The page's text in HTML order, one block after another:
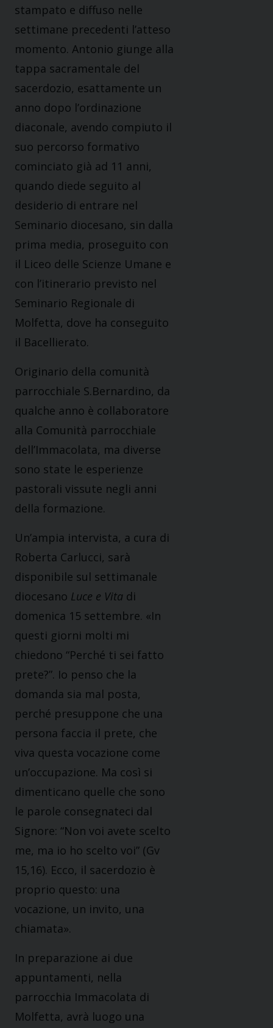
stampato e diffuso nelle
settimane precedenti l’atteso
momento. Antonio giunge alla
tappa sacramentale del
sacerdozio, esattamente un
anno dopo l’ordinazione
diaconale, avendo compiuto il
suo percorso formativo
cominciato già ad 11 anni,
quando diede seguito al
desiderio di entrare nel
Seminario diocesano, sin dalla
prima media, proseguito con
il Liceo delle Scienze Umane e
con l’itinerario previsto nel
Seminario Regionale di
Molfetta, dove ha conseguito
il Bacellierato.
Originario della comunità
parrocchiale S.Bernardino, da
qualche anno è collaboratore
alla Comunità parrocchiale
dell’Immacolata, ma diverse
sono state le esperienze
pastorali vissute negli anni
della formazione.
Un’ampia intervista, a cura di
Roberta Carlucci, sarà
disponibile sul settimanale
diocesano Luce e Vita di
domenica 15 settembre. «In
questi giorni molti mi
chiedono “Perché ti sei fatto
prete?”. Io penso che la
domanda sia mal posta,
perché presuppone che una
persona faccia il prete, che
viva questa vocazione come
un’occupazione. Ma così si
dimenticano quelle che sono
le parole consegnateci dal
Signore: “Non voi avete scelto
me, ma io ho scelto voi” (Gv
15,16). Ecco, il sacerdozio è
proprio questo: una
vocazione, un invito, una
chiamata».
In preparazione ai due
appuntamenti, nella
parrocchia Immacolata di
Molfetta, avrà luogo una